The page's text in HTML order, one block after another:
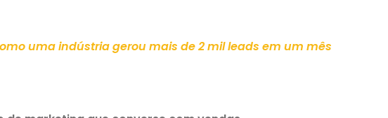
uma indústria gerou mais de 2 mil leads em um mês